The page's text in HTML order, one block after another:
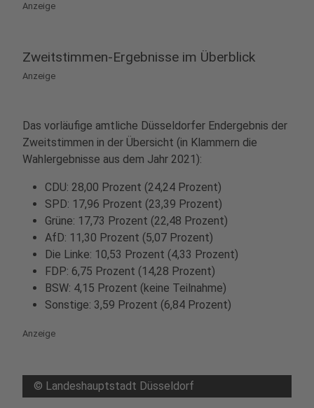
Anzeige
Zweitstimmen-Ergebnisse im Überblick
Anzeige
Das vorläufige amtliche Düsseldorfer Endergebnis der
Zweitstimmen in der Übersicht (in Klammern die
Wahlergebnisse aus dem Jahr 2021):
CDU: 28,00 Prozent (24,24 Prozent)
SPD: 17,96 Prozent (23,39 Prozent)
Grüne: 17,73 Prozent (22,48 Prozent)
AfD: 11,30 Prozent (5,07 Prozent)
Die Linke: 10,53 Prozent (4,33 Prozent)
FDP: 6,75 Prozent (14,28 Prozent)
BSW: 4,15 Prozent (keine Teilnahme)
Sonstige: 3,59 Prozent (6,84 Prozent)
Anzeige
© Landeshauptstadt Düsseldorf